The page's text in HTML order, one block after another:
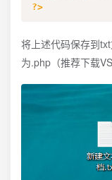
?>
将上述代码保存到
为.php（推荐下载